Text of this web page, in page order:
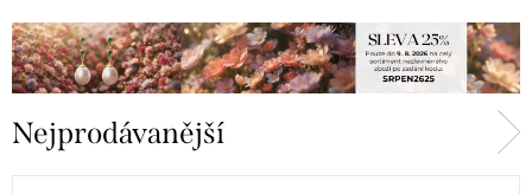
Nejprodávanější